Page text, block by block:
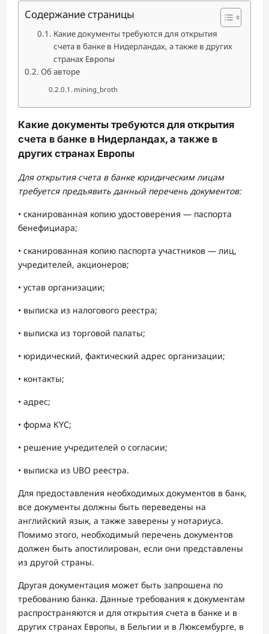
Содержание страницы
Какие документы требуются для открытия
счета в банке в Нидерландах, а также в других
странах Европы
Об авторе
mining_broth
Какие документы требуются для открытия
счета в банке в Нидерландах, а также в
других странах Европы
Для открытия счета в банке юридическим лицам
требуется предъявить данный перечень документов:
• сканированная копию удостоверения — паспорта
бенефициара;
• сканированная копию паспорта участников — лиц,
учредителей, акционеров;
• устав организации;
• выписка из налогового реестра;
• выписка из торговой палаты;
• юридический, фактический адрес организации;
• контакты;
• адрес;
• форма KYC;
• решение учредителей о согласии;
• выписка из UBO реестра.
Для предоставления необходимых документов в банк,
все документы должны быть переведены на
английский язык, а также заверены у нотариуса.
Помимо этого, необходимый перечень документов
должен быть апостилирован, если они представлены
из другой страны.
Другая документация может быть запрошена по
требованию банка. Данные требования к документам
распространяются и для открытия счета в банке и в
других странах Европы, в Бельгии и в Люксембурге, в